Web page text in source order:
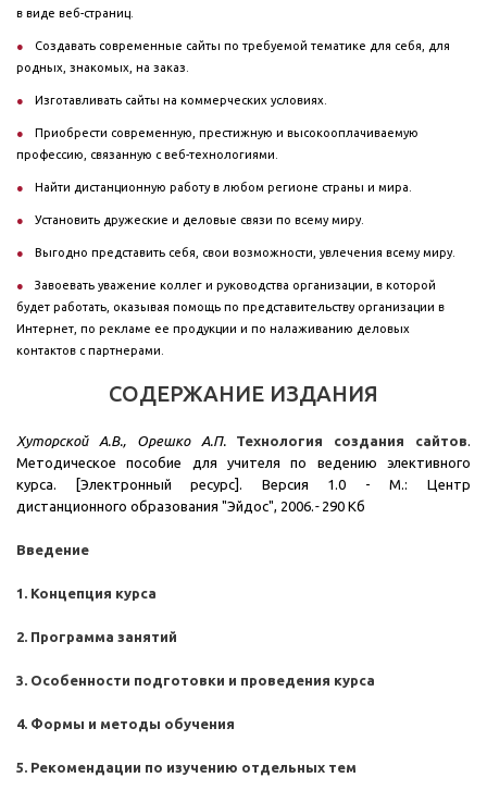
в виде веб-страниц.
Создавать современные сайты по требуемой тематике для себя, для
родных, знакомых, на заказ.
Изготавливать сайты на коммерческих условиях.
Приобрести современную, престижную и высокооплачиваемую
профессию, связанную с веб-технологиями.
Найти дистанционную работу в любом регионе страны и мира.
Установить дружеские и деловые связи по всему миру.
Выгодно представить себя, свои возможности, увлечения всему миру.
Завоевать уважение коллег и руководства организации, в которой
будет работать, оказывая помощь по представительству организации в
Интернет, по рекламе ее продукции и по налаживанию деловых
контактов с партнерами.
СОДЕРЖАНИЕ ИЗДАНИЯ
Хуторской А.В., Орешко А.П.Технология создания сайтов.
Методическое пособие для учителя по ведению элективного
курса. [Электронный ресурс]. Версия 1.0 - М.: Центр
дистанционного образования "Эйдос", 2006.-290 Кб
Введение
1. Концепция курса
2. Программа занятий
3. Особенности подготовки и проведения курса
4. Формы и методы обучения
5. Рекомендации по изучению отдельных тем